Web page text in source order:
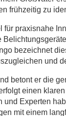
frühzeitig zu
für praxisnahe
bezeichnet
und
betont er die
einen
und Experten
mit einem